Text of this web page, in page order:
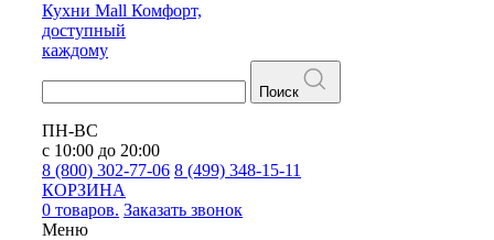
Кухни Mall Комфорт,
доступный
каждому
Поиск
ПН-ВС
с 10:00 до 20:00
8 (800) 302-77-06 8 (499) 348-15-11
КОРЗИНА
0 товаров. Заказать звонок
Меню